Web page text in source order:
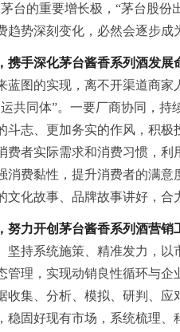
台的重要增长极，“茅台股
趋势深刻变化，必然会逐步成
携手深化茅台酱香系列酒发展
蓝图的实现，离不开渠道商
共同体”。一要厂商协同，
斗志、更加务实的作风，积
费者实际需求和消费习惯，利
消费黏性，提升消费者的满
文化故事、品牌故事讲好，合
努力开创茅台酱香系列酒营销
坚持系统施策、精准发力，
管理，实现动销良性循环与
收集、分析、模拟、研判、
稳固好现有市场，系统梳理